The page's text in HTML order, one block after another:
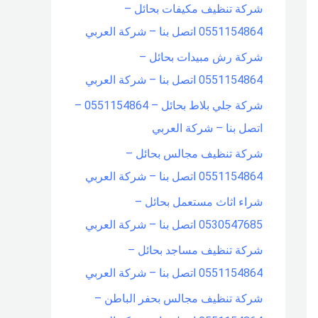
شركة تنظيف مكيفات بحائل –
0551154864 اتصل بنا – شركة العربي
شركة رش مبيدات بحائل –
0551154864 اتصل بنا – شركة العربي
شركة جلي بلاط بحائل – 0551154864 –
اتصل بنا – شركة العربي
شركة تنظيف مجالس بحائل –
0551154864 اتصل بنا – شركة العربي
شراء اثاث مستعمل بحائل –
0530547685 اتصل بنا – شركة العربي
شركة تنظيف مساجد بحائل –
0551154864 اتصل بنا – شركة العربي
شركة تنظيف مجالس بحفر الباطن –